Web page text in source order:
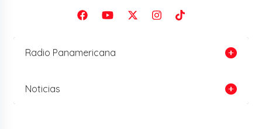
Radio Panamericana
Noticias